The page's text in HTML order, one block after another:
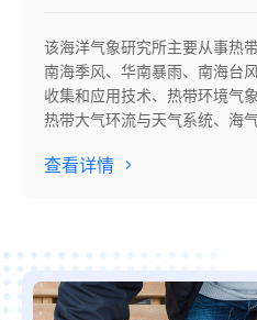
该海洋气象研究所主要从事热
南海季风、华南暴雨、南海台
收集和应用技术、热带环境气
热带大气环流与天气系统、海
查看详情